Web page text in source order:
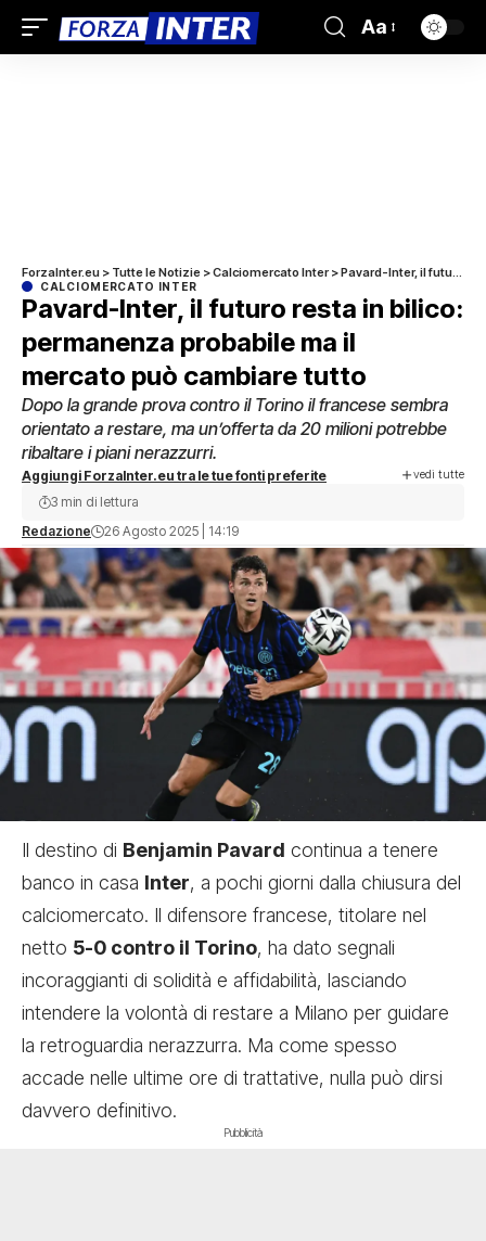
Aa
ForzaInter.eu > Tutte le Notizie >Calciomercato Inter>Pavard-Inter, il futuro resta in bilico: permanenza probabile ma il mercato può cambiare tutto
CALCIOMERCATO INTER
Pavard-Inter, il futuro resta in bilico:
permanenza probabile ma il
mercato può cambiare tutto
Dopo la grande prova contro il Torino il francese sembra
orientato a restare, ma un’offerta da 20 milioni potrebbe
ribaltare i piani nerazzurri.
Aggiungi ForzaInter.eu tra le tue fonti preferite vedi tutte
Redazione 26 Agosto 2025 | 14:19
3 min di lettura
Il destino di Benjamin Pavard continua a tenere
banco in casa Inter, a pochi giorni dalla chiusura del
calciomercato. Il difensore francese, titolare nel
netto 5-0 contro il Torino, ha dato segnali
incoraggianti di solidità e affidabilità, lasciando
intendere la volontà di restare a Milano per guidare
la retroguardia nerazzurra. Ma come spesso
accade nelle ultime ore di trattative, nulla può dirsi
davvero definitivo.
Pubblicità